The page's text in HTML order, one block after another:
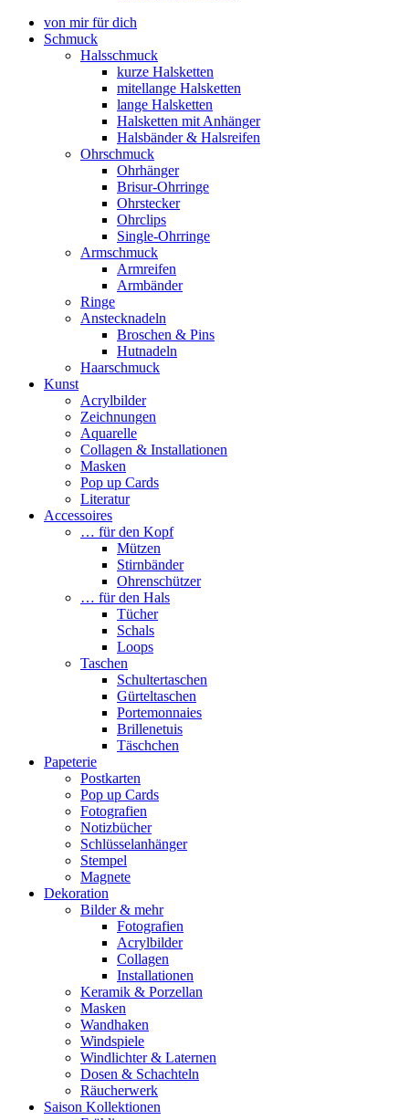
von mir für dich
Schmuck
Halsschmuck
kurze Halsketten
mitellange Halsketten
lange Halsketten
Halsketten mit Anhänger
Halsbänder & Halsreifen
Ohrschmuck
Ohrhänger
Brisur-Ohrringe
Ohrstecker
Ohrclips
Single-Ohrringe
Armschmuck
Armreifen
Armbänder
Ringe
Anstecknadeln
Broschen & Pins
Hutnadeln
Haarschmuck
Kunst
Acrylbilder
Zeichnungen
Aquarelle
Collagen & Installationen
Masken
Pop up Cards
Literatur
Accessoires
… für den Kopf
Mützen
Stirnbänder
Ohrenschützer
… für den Hals
Tücher
Schals
Loops
Taschen
Schultertaschen
Gürteltaschen
Portemonnaies
Brillenetuis
Täschchen
Papeterie
Postkarten
Pop up Cards
Fotografien
Notizbücher
Schlüsselanhänger
Stempel
Magnete
Dekoration
Bilder & mehr
Fotografien
Acrylbilder
Collagen
Installationen
Keramik & Porzellan
Masken
Wandhaken
Windspiele
Windlichter & Laternen
Dosen & Schachteln
Räucherwerk
Saison Kollektionen